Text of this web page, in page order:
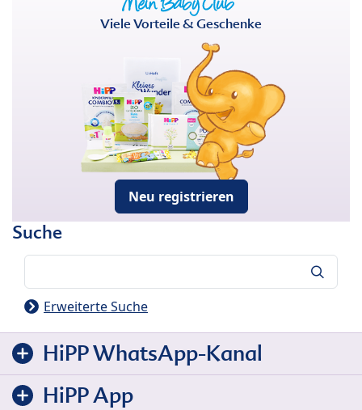
Viele Vorteile & Geschenke
Neu registrieren
Suche
Erweiterte Suche
HiPP WhatsApp-Kanal
HiPP App